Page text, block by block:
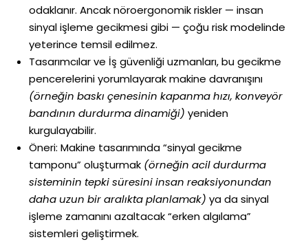
odaklanır. Ancak nöroergonomik riskler — insan
sinyal işleme gecikmesi gibi — çoğu risk modelinde
yeterince temsil edilmez.
Tasarımcılar ve İş güvenliği uzmanları, bu gecikme
pencerelerini yorumlayarak makine davranışını
(örneğin baskı çenesinin kapanma hızı, konveyör
bandının durdurma dinamiği)yeniden
kurgulayabilir.
Öneri: Makine tasarımında “sinyal gecikme
tamponu” oluşturmak (örneğin acil durdurma
sisteminin tepki süresini insan reaksiyonundan
daha uzun bir aralıkta planlamak) ya da sinyal
işleme zamanını azaltacak “erken algılama”
sistemleri geliştirmek.